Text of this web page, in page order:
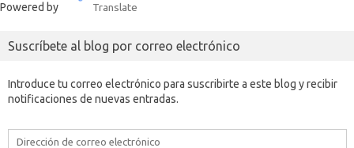
Powered by Translate
Suscríbete al blog por correo electrónico
Introduce tu correo electrónico para suscribirte a este blog y recibir
notificaciones de nuevas entradas.
Dirección